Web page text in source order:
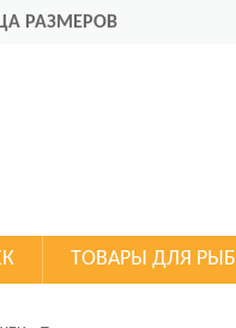
РАЗМЕРОВ
ТОВАРЫ ДЛЯ РЫБ